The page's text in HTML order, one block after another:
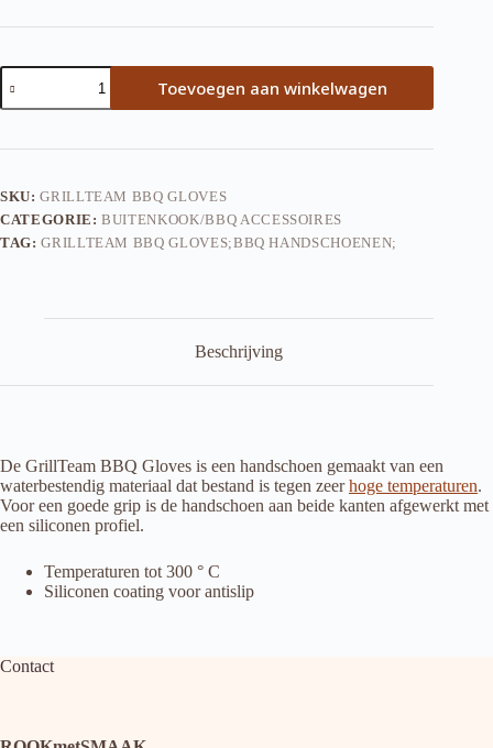
GrillTeam
BBQ
Gloves
aantal
Toevoegen aan winkelwagen
SKU:GRILLTEAM BBQ GLOVES
CATEGORIE:BUITENKOOK/BBQ ACCESSOIRES
TAG:GRILLTEAM BBQ GLOVES;BBQ HANDSCHOENEN;
Beschrijving
De GrillTeam BBQ Gloves is een handschoen gemaakt van een
waterbestendig materiaal dat bestand is tegen zeerhoge temperaturen.
Voor een goede grip is de handschoen aan beide kanten afgewerkt met
een siliconen profiel.
Temperaturen tot 300 ° C
Siliconen coating voor antislip
Contact